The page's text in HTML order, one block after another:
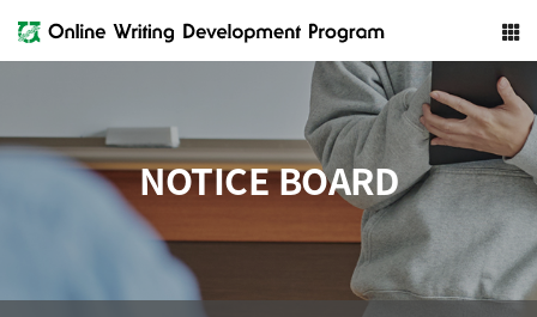
NOTICE BOARD